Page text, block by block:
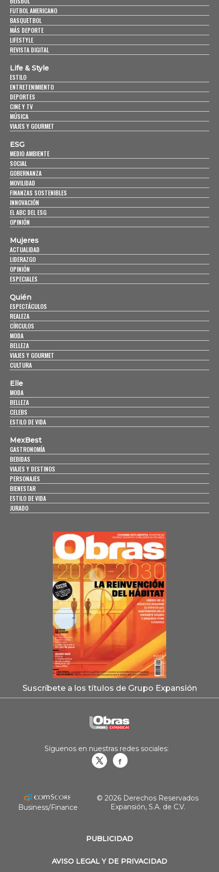
FUTBOL AMERICANO
BASQUETBOL
MÁS DEPORTE
LIFESTYLE
REVISTA DIGITAL
Life & Style
ESTILO
ENTRETENIMIENTO
DEPORTES
CINE Y TV
MÚSICA
VIAJES Y GOURMET
ESG
MEDIO AMBIENTE
SOCIAL
GOBERNANZA
MOVILIDAD
FINANZAS SOSTENIBLES
INNOVACIÓN
EL ABC DEL ESG
OPINIÓN
Mujeres
ACTUALIDAD
LIDERAZGO
OPINIÓN
ESPECIALES
Quién
ESPECTÁCULOS
REALEZA
CÍRCULOS
MODA
BELLEZA
VIAJES Y GOURMET
CULTURA
Elle
MODA
BELLEZA
CELEBS
ESTILO DE VIDA
MexBest
GASTRONOMÍA
BEBIDAS
VIAJES Y DESTINOS
PERSONAJES
BIENESTAR
ESTILO DE VIDA
JURADO
Suscríbete a los títulos de Grupo Expansión
PUBLICIDAD
AVISO LEGAL Y DE PRIVACIDAD
Síguenos en nuestras redes sociales:
Business/Finance
© 2026 Derechos Reservados
Expansión, S.A. de C.V.